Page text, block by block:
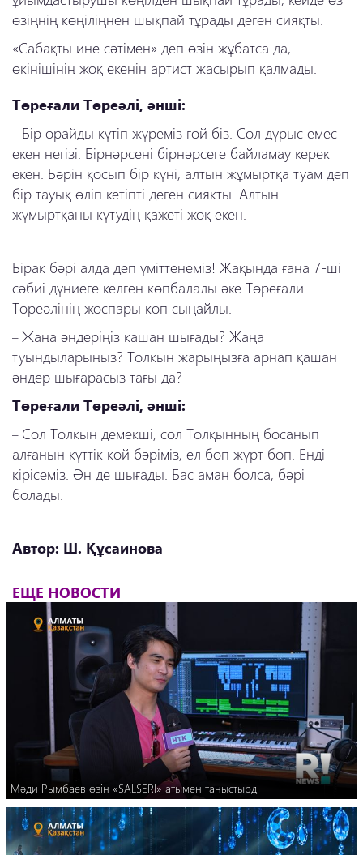
өзіңнің көңіліңнен шықпай тұрады деген сияқты.
«Сабақты ине сәтімен» деп өзін жұбатса да,
өкінішінің жоқ екенін артист жасырып қалмады.
Төреғали Төреәлі, әнші:
– Бір орайды күтіп жүреміз ғой біз. Сол дұрыс емес
екен негізі. Бірнәрсені бірнәрсеге байламау керек
екен. Бәрін қосып бір күні, алтын жұмыртқа туам деп
бір тауық өліп кетіпті деген сияқты. Алтын
жұмыртқаны күтудің қажеті жоқ екен.
Бірақ бәрі алда деп үміттенеміз! Жақында ғана 7-ші
сәбиі дүниеге келген көпбалалы әке Төреғали
Төреәлінің жоспары көп сыңайлы.
– Жаңа әндеріңіз қашан шығады? Жаңа
туындыларыңыз? Толқын жарыңызға арнап қашан
әндер шығарасыз тағы да?
Төреғали Төреәлі, әнші:
– Сол Толқын демекші, сол Толқынның босанып
алғанын күттік қой бәріміз, ел боп жұрт боп. Енді
кірісеміз. Ән де шығады. Бас аман болса, бәрі
болады.
Автор: Ш. Құсаинова
ЕЩЕ НОВОСТИ
Мәди Рымбаев өзін «SALSERI» атымен таныстырд